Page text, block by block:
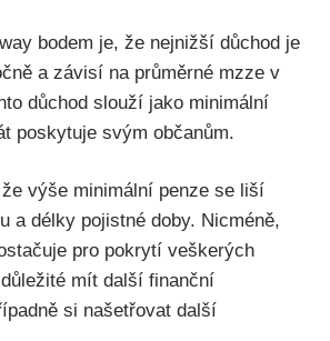
bodem je, že nejnižší důchod je
a závisí na průměrné mzze v
důchod slouží jako minimální
poskytuje svým občanům.
výše minimální penze se liší
a délky pojistné doby. Nicméně,
pro pokrytí veškerých
mít další finanční
si našetřovat další